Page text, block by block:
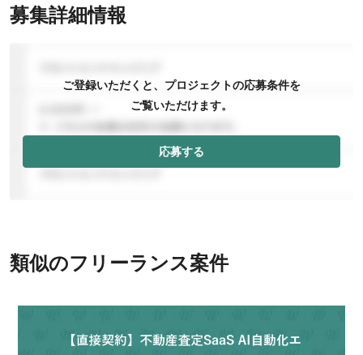
募集詳細情報
ご登録いただくと、プロジェクトの応募条件を
ご覧いただけます。
応募する
類似のフリーランス案件